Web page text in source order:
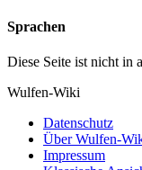
Sprachen
Diese Seite ist nicht in
Wulfen-Wiki
Datenschutz
Über Wulfen-
Impressum